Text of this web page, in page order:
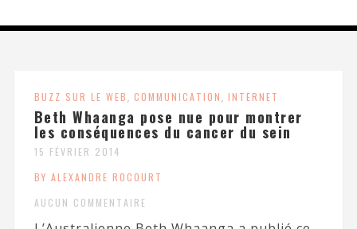
BUZZ SUR LE WEB, COMMUNICATION, INTERNET
Beth Whaanga pose nue pour montrer
les conséquences du cancer du sein
15 FÉVRIER 2014
BY ALEXANDRE ROCOURT
AUCUN COMMENTAIRE